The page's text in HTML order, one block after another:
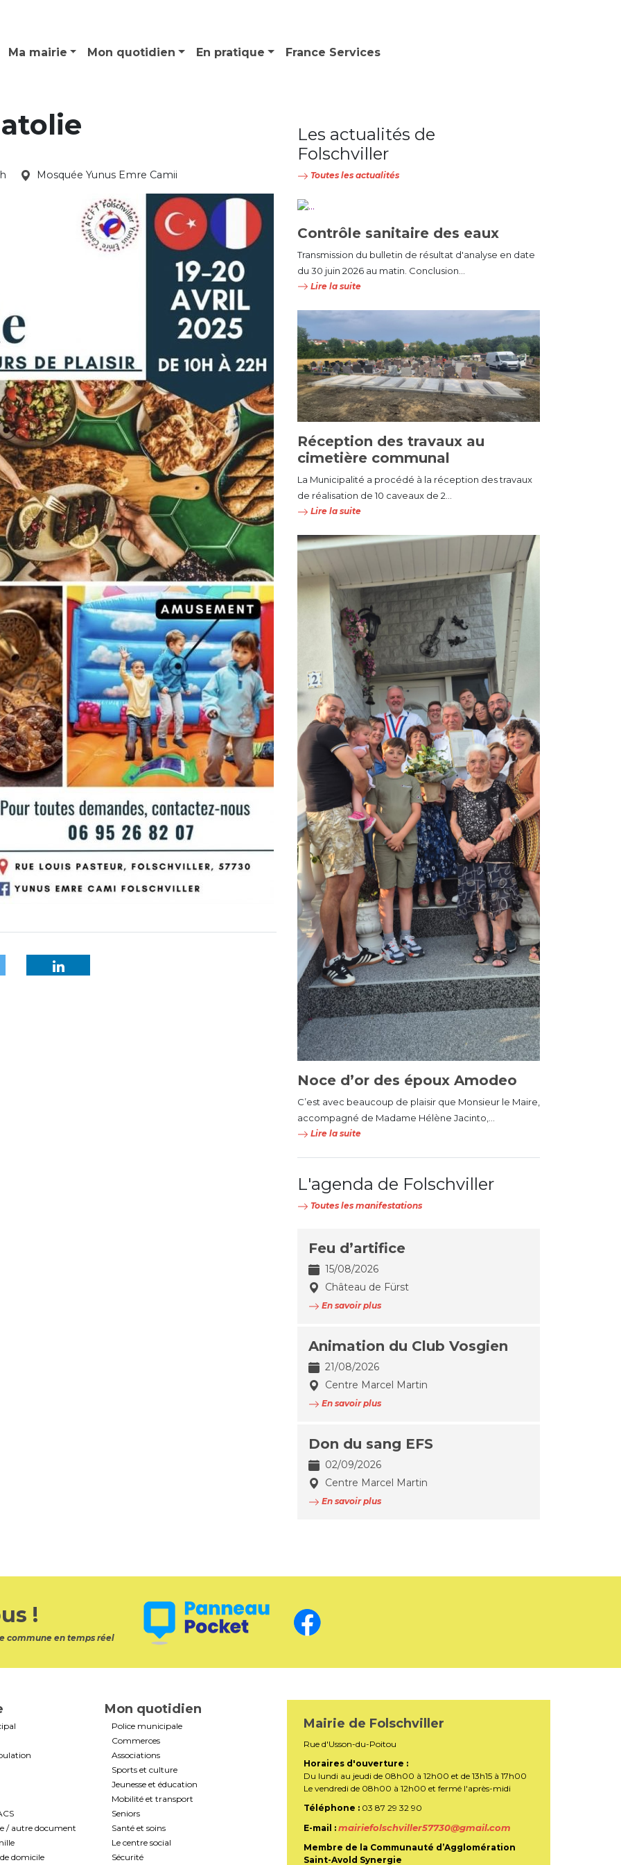
Ma mairie Mon quotidien En pratique France Services
Mosquée Yunus Emre Camii
Les actualités de
Folschviller
Toutes les actualités
Contrôle sanitaire des eaux
Transmission du bulletin de résultat d'analyse en date
du 30 juin 2026 au matin. Conclusion...
Lire la suite
Réception des travaux au
cimetière communal
La Municipalité a procédé à la réception des travaux
de réalisation de 10 caveaux de 2...
Lire la suite
Noce d’or des époux Amodeo
C’est avec beaucoup de plaisir que Monsieur le Maire,
accompagné de Madame Hélène Jacinto,...
Lire la suite
L'agenda de Folschviller
Toutes les manifestations
Feu d’artifice
15/08/2026
Château de Fürst
En savoir plus
Animation du Club Vosgien
21/08/2026
Centre Marcel Martin
En savoir plus
Don du sang EFS
02/09/2026
Centre Marcel Martin
En savoir plus
!
commune en temps réel
/ autre document
domicile
Mon quotidien
Police municipale
Commerces
Associations
Sports et culture
Jeunesse et éducation
Mobilité et transport
Seniors
Santé et soins
Le centre social
Sécurité
Mairie de Folschviller
Rue d'Usson-du-Poitou
Horaires d'ouverture :
Du lundi au jeudi de 08h00 à 12h00 et de 13h15 à 17h00
Le vendredi de 08h00 à 12h00 et fermé l'après-midi
Téléphone : 03 87 29 32 90
E-mail : mairiefolschviller57730@gmail.com
Membre de la Communauté d’Agglomération
Saint-Avold Synergie